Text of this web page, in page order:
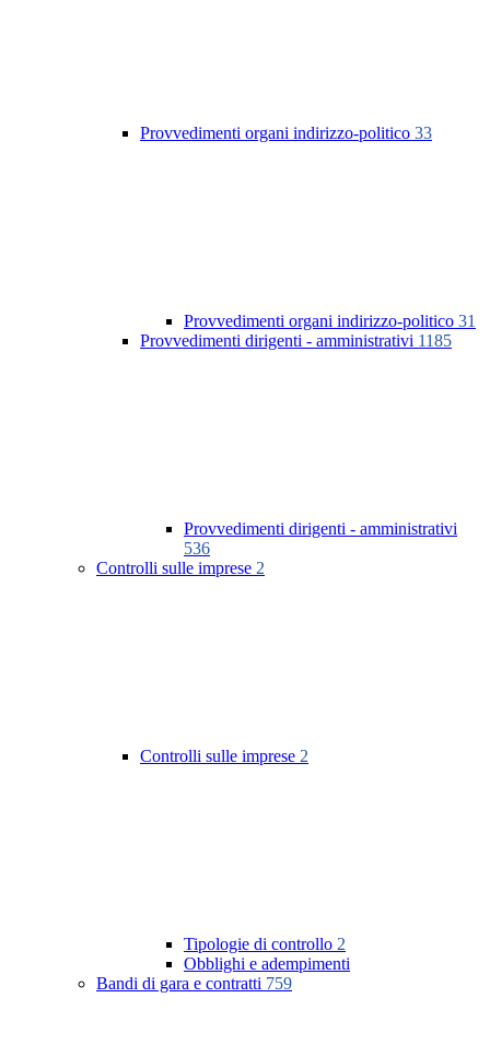
Provvedimenti organi indirizzo-politico 33
Provvedimenti organi indirizzo-politico 31
Provvedimenti dirigenti - amministrativi 1185
Provvedimenti dirigenti - amministrativi
536
Controlli sulle imprese 2
Controlli sulle imprese 2
Tipologie di controllo 2
Obblighi e adempimenti
Bandi di gara e contratti 759